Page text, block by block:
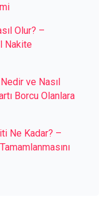
Olur? –
Nakite
ve Nasıl
Borcu Olanlara
Ne Kadar? –